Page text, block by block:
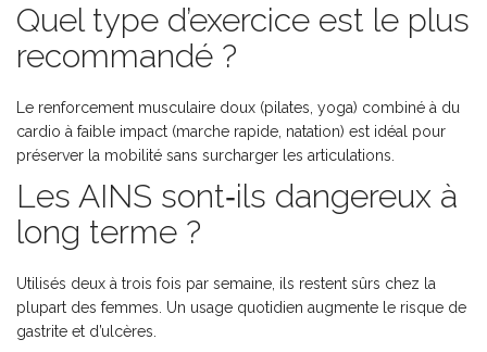
Quel type d’exercice est le plus
recommandé ?
Le renforcement musculaire doux (pilates, yoga) combiné à du
cardio à faible impact (marche rapide, natation) est idéal pour
préserver la mobilité sans surcharger les articulations.
Les AINS sont‑ils dangereux à
long terme ?
Utilisés deux à trois fois par semaine, ils restent sûrs chez la
plupart des femmes. Un usage quotidien augmente le risque de
gastrite et d’ulcères.